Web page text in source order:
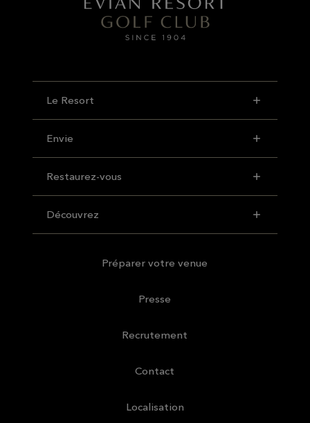
Le Resort
Envie
Restaurez-vous
Découvrez
Préparer votre venue
Presse
Recrutement
Contact
Localisation